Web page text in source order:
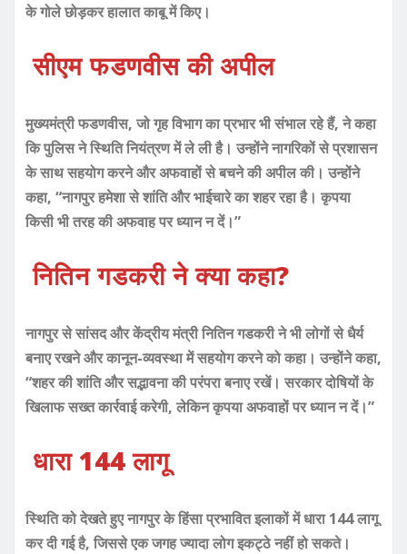
के गोले छोड़कर हालात काबू में किए।
सीएम फडणवीस की अपील
मुख्यमंत्री फडणवीस, जो गृह विभाग का प्रभार भी संभाल रहे हैं, ने कहा
कि पुलिस ने स्थिति नियंत्रण में ले ली है। उन्होंने नागरिकों से प्रशासन
के साथ सहयोग करने और अफवाहों से बचने की अपील की। उन्होंने
कहा, “नागपुर हमेशा से शांति और भाईचारे का शहर रहा है। कृपया
किसी भी तरह की अफवाह पर ध्यान न दें।”
नितिन गडकरी ने क्या कहा?
नागपुर से सांसद और केंद्रीय मंत्री नितिन गडकरी ने भी लोगों से धैर्य
बनाए रखने और कानून-व्यवस्था में सहयोग करने को कहा। उन्होंने कहा,
“शहर की शांति और सद्भावना की परंपरा बनाए रखें। सरकार दोषियों के
खिलाफ सख्त कार्रवाई करेगी, लेकिन कृपया अफवाहों पर ध्यान न दें।”
धारा 144 लागू
स्थिति को देखते हुए नागपुर के हिंसा प्रभावित इलाकों में धारा 144 लागू
कर दी गई है, जिससे एक जगह ज्यादा लोग इकट्ठे नहीं हो सकते।